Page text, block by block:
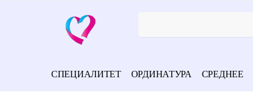
СПЕЦИАЛИТЕТ ОРДИНАТУРА СРЕДНЕЕ